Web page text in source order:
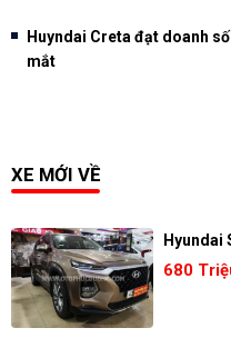
Huyndai Creta đạt doanh
mắt
XE MỚI VỀ
Hyundai
680